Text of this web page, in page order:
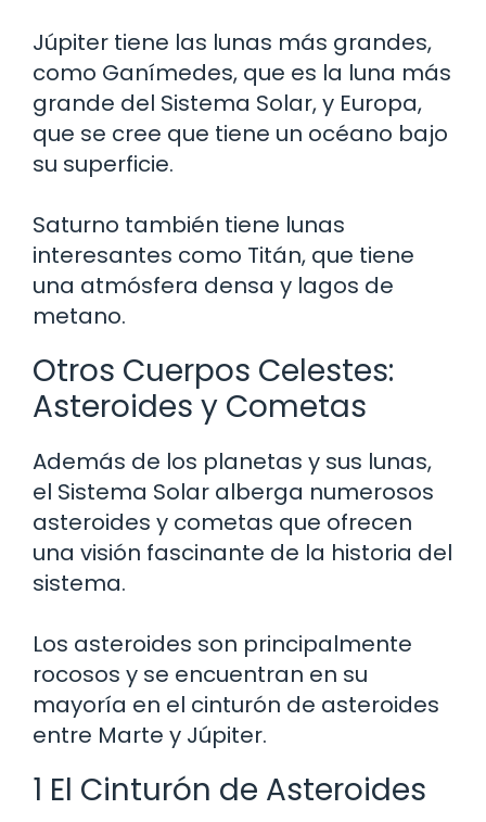
Júpiter tiene las lunas más grandes,
como Ganímedes, que es la luna más
grande del Sistema Solar, y Europa,
que se cree que tiene un océano bajo
su superficie.
Saturno también tiene lunas
interesantes como Titán, que tiene
una atmósfera densa y lagos de
metano.
Otros Cuerpos Celestes:
Asteroides y Cometas
Además de los planetas y sus lunas,
el Sistema Solar alberga numerosos
asteroides y cometas que ofrecen
una visión fascinante de la historia del
sistema.
Los asteroides son principalmente
rocosos y se encuentran en su
mayoría en el cinturón de asteroides
entre Marte y Júpiter.
1 El Cinturón de Asteroides